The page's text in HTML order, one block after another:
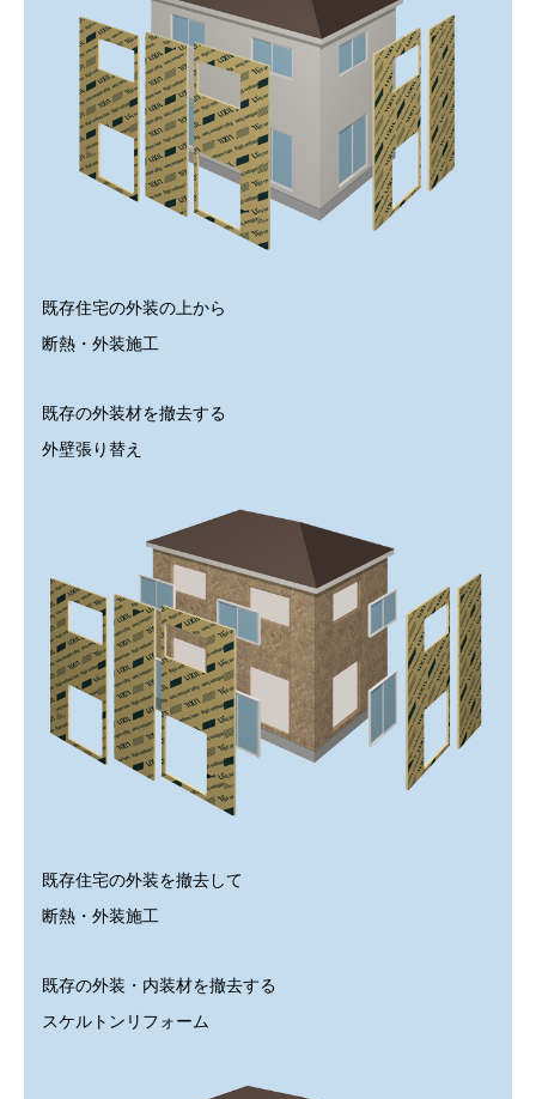
既存住宅の外装の上から
断熱・外装施工
既存の外装材を撤去する
外壁張り替え
既存住宅の外装を撤去して
断熱・外装施工
既存の外装・内装材を撤去する
スケルトンリフォーム